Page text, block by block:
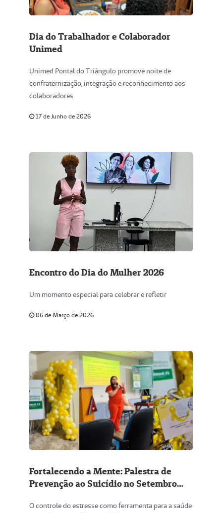
Dia do Trabalhador e Colaborador
Unimed
Unimed Pontal do Triângulo promove noite de
confraternização, integração e reconhecimento aos
colaboradores
17 de Junho de 2026
Encontro do Dia do Mulher 2026
Um momento especial para celebrar e refletir
06 de Março de 2026
Fortalecendo a Mente: Palestra de
Prevenção ao Suicídio no Setembro
O controle do estresse como ferramenta para a saúde